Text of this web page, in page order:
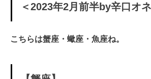
＜2023年2月前半by辛口オ
こちらは蟹座・蠍座・魚座ね。